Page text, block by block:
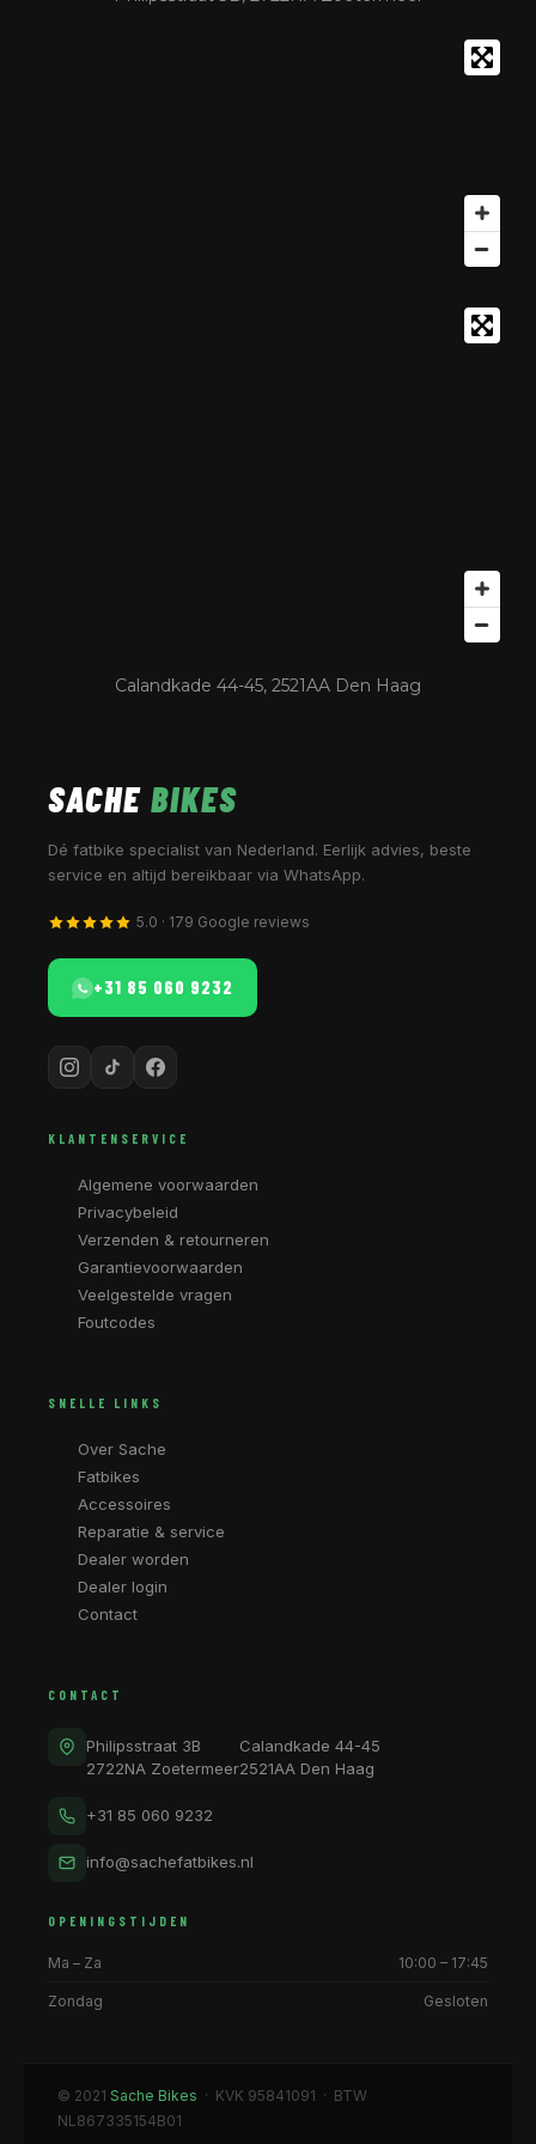
Calandkade 44-45, 2521AA Den Haag
SACHE BIKES
Dé fatbike specialist van Nederland. Eerlijk advies, beste
service en altijd bereikbaar via WhatsApp.
5.0 · 179 Google reviews
+31 85 060 9232
KLANTENSERVICE
Algemene voorwaarden
Privacybeleid
Verzenden & retourneren
Garantievoorwaarden
Veelgestelde vragen
Foutcodes
SNELLE LINKS
Over Sache
Fatbikes
Accessoires
Reparatie & service
Dealer worden
Dealer login
Contact
CONTACT
Philipsstraat 3B
2722NA Zoetermeer
Calandkade 44-45
2521AA Den Haag
+31 85 060 9232
info@sachefatbikes.nl
OPENINGSTIJDEN
Ma – Za 10:00 – 17:45
Zondag Gesloten
© 2021 Sache Bikes · KVK 95841091 · BTW
NL867335154B01